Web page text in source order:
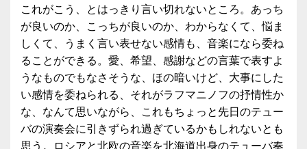
これがこう、とはっきり言い切れないところ。あっち
が良いのか、こっちが良いのか、わからなくて、悩ま
しくて、うまく言い表せない感情も、音楽になら委ね
ることができる。愛、希望、感謝などの言葉で表すよ
うなものでもなさそうな、ほの暗いけど、大事にした
い感情を委ねられる、それがラフマニノフの抒情性か
な、なんて思いながら、これもちょっと先日のテュー
バの演奏会に引きずられ過ぎているかもしれないとも
思う。ロシアと北欧の音楽を北海道出身のテューバ奏